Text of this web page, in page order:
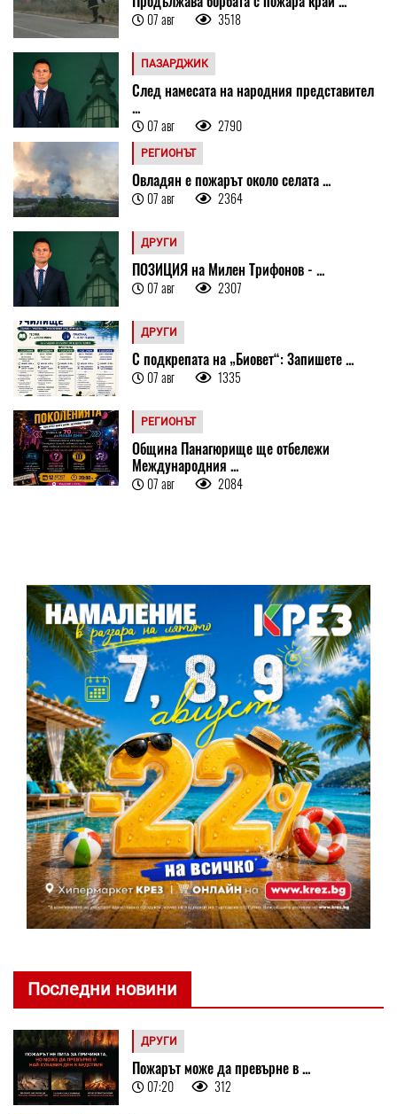
07 авг 3518
ПАЗАРДЖИК
След намесата на народния представител
...
07 авг 2790
РЕГИОНЪТ
Овладян е пожарът около селата ...
07 авг 2364
ДРУГИ
ПОЗИЦИЯ на Милен Трифонов - ...
07 авг 2307
ДРУГИ
С подкрепата на „Биовет“: Запишете ...
07 авг 1335
РЕГИОНЪТ
Община Панагюрище ще отбележи
Международния ...
07 авг 2084
Последни новини
ДРУГИ
Пожарът може да превърне в ...
07:20 312